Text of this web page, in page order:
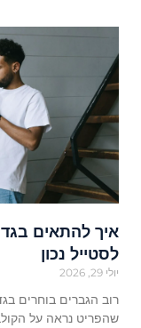
איך להתאים
לסטייל נכון
יולי 29, 2026
רוב הגברים בוחרים
שהפריט נראה על הקולב.